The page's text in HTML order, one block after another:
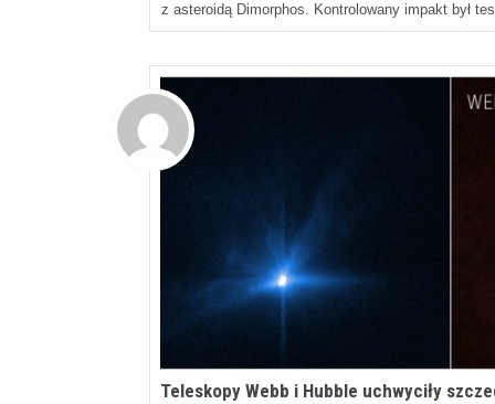
z asteroidą Dimorphos. Kontrolowany impakt był
Teleskopy Webb i Hubble uchwyciły